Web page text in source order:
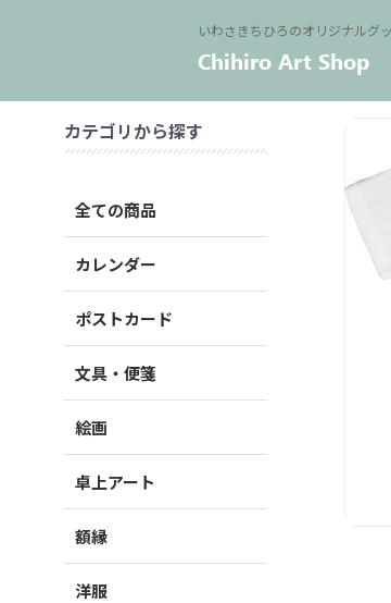
いわさきちひろのオリジナルグ
カテゴリから探す
全ての商品
カレンダー
ポストカード
文具・便箋
絵画
卓上アート
額縁
洋服